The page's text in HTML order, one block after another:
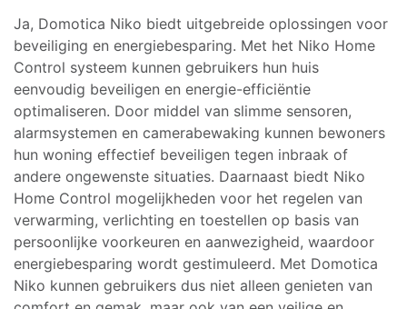
Ja, Domotica Niko biedt uitgebreide oplossingen voor
beveiliging en energiebesparing. Met het Niko Home
Control systeem kunnen gebruikers hun huis
eenvoudig beveiligen en energie-efficiëntie
optimaliseren. Door middel van slimme sensoren,
alarmsystemen en camerabewaking kunnen bewoners
hun woning effectief beveiligen tegen inbraak of
andere ongewenste situaties. Daarnaast biedt Niko
Home Control mogelijkheden voor het regelen van
verwarming, verlichting en toestellen op basis van
persoonlijke voorkeuren en aanwezigheid, waardoor
energiebesparing wordt gestimuleerd. Met Domotica
Niko kunnen gebruikers dus niet alleen genieten van